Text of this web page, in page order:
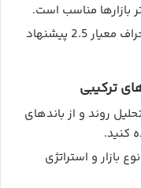
برای بازارهای پرنوسان، بازه 15 و انحراف معیار 2.5 پیشنهاد
ترکیبی
روند و از باندهای
کنید.
بازار و استراتژی